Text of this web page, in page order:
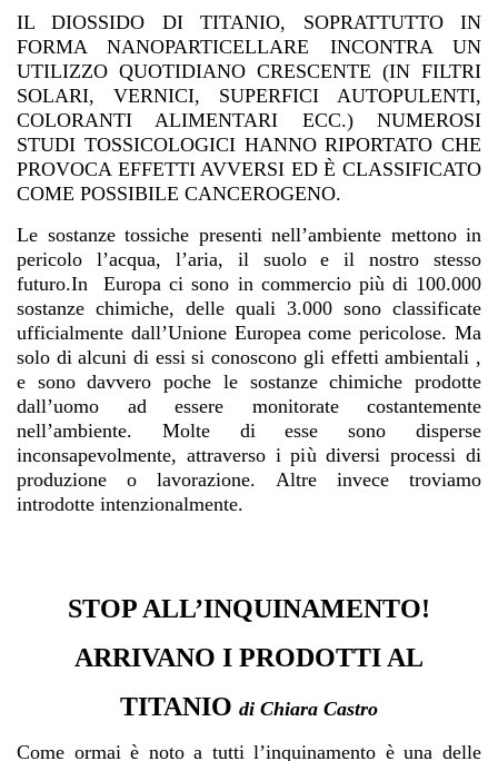
IL DIOSSIDO DI TITANIO, SOPRATTUTTO IN
FORMA NANOPARTICELLARE INCONTRA UN
UTILIZZO QUOTIDIANO CRESCENTE (IN FILTRI
SOLARI, VERNICI, SUPERFICI AUTOPULENTI,
COLORANTI ALIMENTARI ECC.) NUMEROSI
STUDI TOSSICOLOGICI HANNO RIPORTATO CHE
PROVOCA EFFETTI AVVERSI ED È CLASSIFICATO
COME POSSIBILE CANCEROGENO.
Le sostanze tossiche presenti nell’ambiente mettono in
pericolo l’acqua, l’aria, il suolo e il nostro stesso
futuro.In Europa ci sono in commercio più di 100.000
sostanze chimiche, delle quali 3.000 sono classificate
ufficialmente dall’Unione Europea come pericolose. Ma
solo di alcuni di essi si conoscono gli effetti ambientali ,
e sono davvero poche le sostanze chimiche prodotte
dall’uomo ad essere monitorate costantemente
nell’ambiente. Molte di esse sono disperse
inconsapevolmente, attraverso i più diversi processi di
produzione o lavorazione. Altre invece troviamo
introdotte intenzionalmente.
STOP ALL’INQUINAMENTO!
ARRIVANO I PRODOTTI AL
TITANIO di Chiara Castro
Come ormai è noto a tutti l’inquinamento è una delle